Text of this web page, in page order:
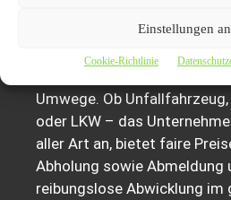
Einstellungen
Cookie-Richtlinie
Der KFZ-Verkauf in
Umwege. Ob
oder LKW – das
aller Art an, bietet faire
Abholung sowie Abmeldung
reibungslose Abwicklung im